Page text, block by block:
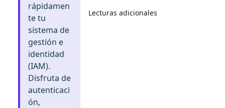
rápidamen
te tu
sistema de
gestión e
identidad
(IAM).
Disfruta de
autenticaci
ón,
Lecturas adicionales